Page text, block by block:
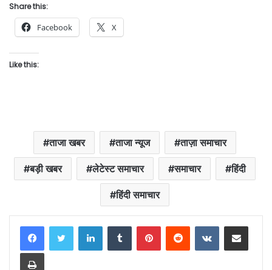
Share this:
Facebook X
Like this:
ताजा खबर ताजा न्यूज ताज़ा समाचार
बड़ी खबर लेटेस्ट समाचार समाचार हिंदी
हिंदी समाचार
LinkedInTumblr PinterestReddit VKontakteShare via Email
Print